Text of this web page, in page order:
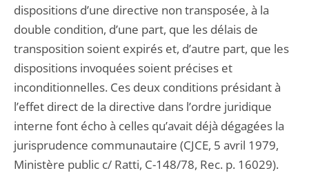
dispositions d’une directive non transposée, à la
double condition, d’une part, que les délais de
transposition soient expirés et, d’autre part, que les
dispositions invoquées soient précises et
inconditionnelles. Ces deux conditions présidant à
l’effet direct de la directive dans l’ordre juridique
interne font écho à celles qu’avait déjà dégagées la
jurisprudence communautaire (CJCE, 5 avril 1979,
Ministère public c/ Ratti, C-148/78, Rec. p. 16029).